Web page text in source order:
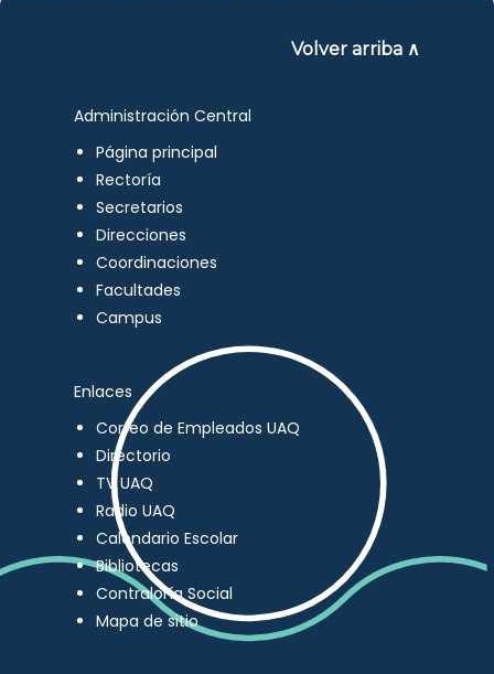
Volver arriba ∧
Administración Central
Página principal
Rectoría
Secretarios
Direcciones
Coordinaciones
Facultades
Campus
Enlaces
Correo de Empleados UAQ
Directorio
TV UAQ
Radio UAQ
Calendario Escolar
Bibliotecas
Contraloría Social
Mapa de sitio